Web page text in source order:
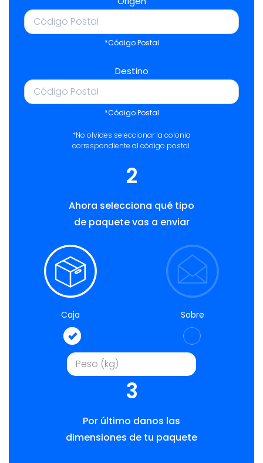
*Código Postal
Destino
*Código Postal
*No olvides seleccionar la colonia
correspondiente al código postal.
2
Ahora selecciona qué tipo
de paquete vas a enviar
Caja Sobre
3
Por último danos las
dimensiones de tu paquete